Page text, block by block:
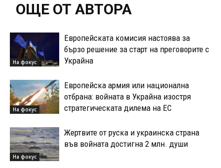
ОЩЕ ОТ АВТОРА
На фокус
Европейската комисия настоява за
бързо решение за старт на преговорите с
Украйна
На фокус
Европейска армия или национална
отбрана: войната в Украйна изостря
стратегическата дилема на ЕС
На фокус
Жертвите от руска и украинска страна
във войната достигна 2 млн. души